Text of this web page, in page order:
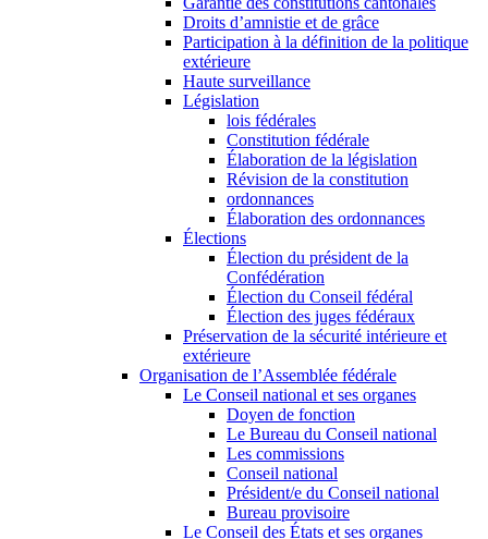
Droits d’amnistie et de grâce
Participation à la définition de la politique
extérieure
Haute surveillance
Législation
lois fédérales
Constitution fédérale
Élaboration de la législation
Révision de la constitution
ordonnances
Élaboration des ordonnances
Élections
Élection du président de la
Confédération
Élection du Conseil fédéral
Élection des juges fédéraux
Préservation de la sécurité intérieure et
extérieure
Organisation de l’Assemblée fédérale
Le Conseil national et ses organes
Doyen de fonction
Le Bureau du Conseil national
Les commissions
Conseil national
Président/e du Conseil national
Bureau provisoire
Le Conseil des États et ses organes